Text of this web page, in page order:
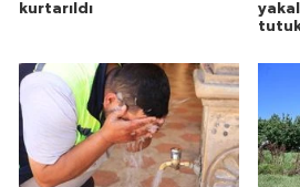
kurtarıldı